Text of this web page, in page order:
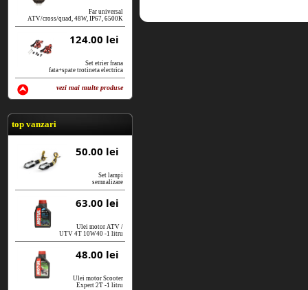
Far universal
ATV/cross/quad, 48W, IP67, 6500K
124.00 lei
Set etrier frana
fata+spate trotineta electrica
vezi mai multe produse
vezi produse
top vanzari
50.00 lei
Set lampi
semnalizare
63.00 lei
Ulei motor ATV /
UTV 4T 10W40 -1 litru
48.00 lei
Ulei motor Scooter
Expert 2T -1 litru